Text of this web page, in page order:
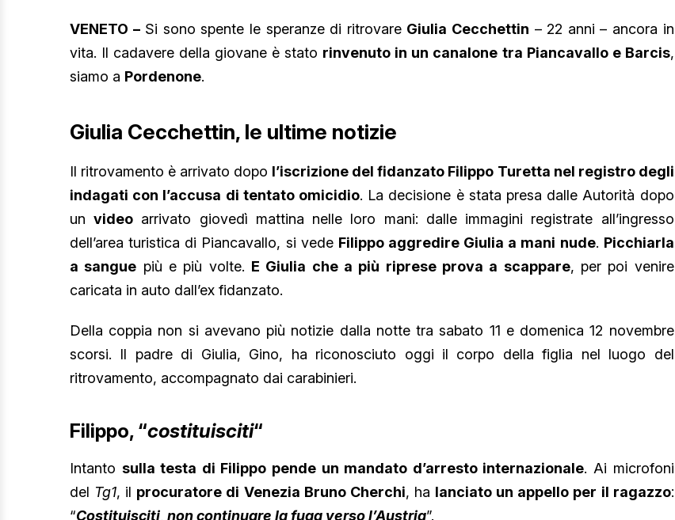
VENETO –Si sono spente le speranze di ritrovare Giulia Cecchettin – 22 anni – ancora in
vita. Il cadavere della giovane è stato rinvenuto in un canalone tra Piancavallo e Barcis,
siamo a Pordenone.
Giulia Cecchettin, le ultime notizie
Il ritrovamento è arrivato dopo l’iscrizione del fidanzato Filippo Turetta nel registro degli
indagati con l’accusa di tentato omicidio. La decisione è stata presa dalle Autorità dopo
unvideo arrivato giovedì mattina nelle loro mani: dalle immagini registrate all’ingresso
dell’area turistica di Piancavallo, si vede Filippo aggredire Giulia a mani nude. Picchiarla
a sangue più e più volte. E Giulia che a più riprese prova a scappare, per poi venire
caricata in auto dall’ex fidanzato.
Della coppia non si avevano più notizie dalla notte tra sabato 11 e domenica 12 novembre
scorsi. Il padre di Giulia, Gino, ha riconosciuto oggi il corpo della figlia nel luogo del
ritrovamento, accompagnato dai carabinieri.
Filippo, “costituisciti“
Intanto sulla testa di Filippo pende un mandato d’arresto internazionale. Ai microfoni
del Tg1, il procuratore di Venezia Bruno Cherchi, ha lanciato un appello per il ragazzo:
“Costituisciti, non continuare la fuga verso l’Austria”.